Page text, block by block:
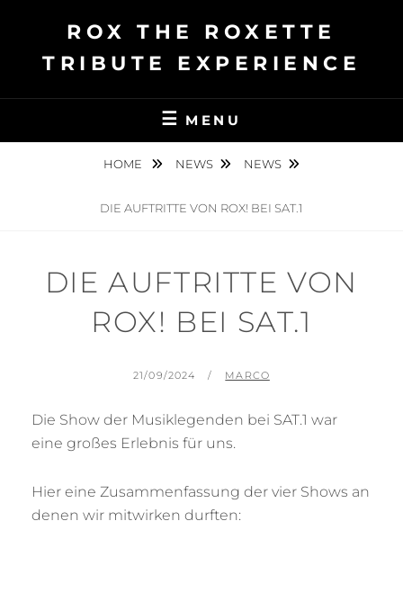
ROX THE ROXETTE
TRIBUTE EXPERIENCE
MENU
HOME NEWS NEWS
DIE AUFTRITTE VON ROX! BEI SAT.1
DIE AUFTRITTE VON
ROX! BEI SAT.1
GEPLAATST
21/09/2024 BY
MARCO
Die Show der Musiklegenden bei SAT.1 war
eine großes Erlebnis für uns.
Hier eine Zusammenfassung der vier Shows an
denen wir mitwirken durften: